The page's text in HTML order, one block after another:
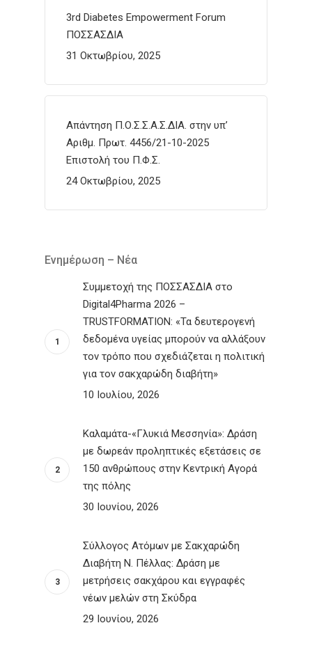
3rd Diabetes Empowerment Forum
ΠΟΣΣΑΣΔΙΑ
31 Οκτωβρίου, 2025
Απάντηση Π.Ο.Σ.Σ.Α.Σ.ΔΙΑ. στην υπ’
Αριθμ. Πρωτ. 4456/21-10-2025
Επιστολή του Π.Φ.Σ.
24 Οκτωβρίου, 2025
Ενημέρωση – Νέα
Συμμετοχή της ΠΟΣΣΑΣΔΙΑ στο
Digital4Pharma 2026 –
TRUSTFORMATION: «Τα δευτερογενή
δεδομένα υγείας μπορούν να αλλάξουν
τον τρόπο που σχεδιάζεται η πολιτική
για τον σακχαρώδη διαβήτη»
10 Ιουλίου, 2026
Καλαμάτα-«Γλυκιά Μεσσηνία»: Δράση
με δωρεάν προληπτικές εξετάσεις σε
150 ανθρώπους στην Κεντρική Αγορά
της πόλης
30 Ιουνίου, 2026
Σύλλογος Ατόμων με Σακχαρώδη
Διαβήτη Ν. Πέλλας: Δράση με
μετρήσεις σακχάρου και εγγραφές
νέων μελών στη Σκύδρα
29 Ιουνίου, 2026